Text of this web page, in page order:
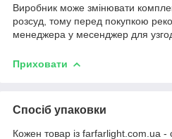
Виробник може змінювати
розсуд, тому перед покупкою
менеджера у месенджер для
Приховати
Спосіб упаковки
Кожен товар із farfarlight.com.ua -